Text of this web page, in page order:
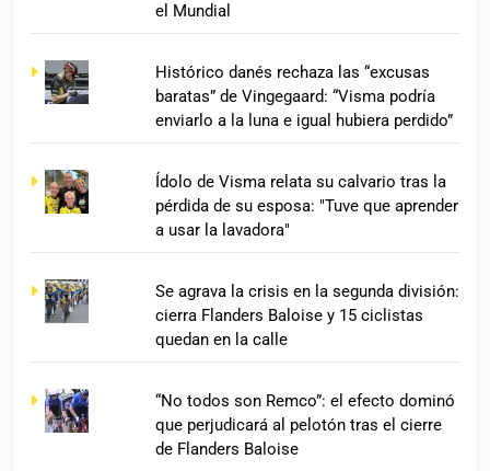
el Mundial
Histórico danés rechaza las “excusas
baratas” de Vingegaard: “Visma podría
enviarlo a la luna e igual hubiera perdido”
Ídolo de Visma relata su calvario tras la
pérdida de su esposa: "Tuve que aprender
a usar la lavadora"
Se agrava la crisis en la segunda división:
cierra Flanders Baloise y 15 ciclistas
quedan en la calle
“No todos son Remco”: el efecto dominó
que perjudicará al pelotón tras el cierre
de Flanders Baloise